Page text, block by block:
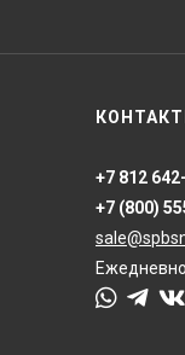
+7 812
+7 (800)